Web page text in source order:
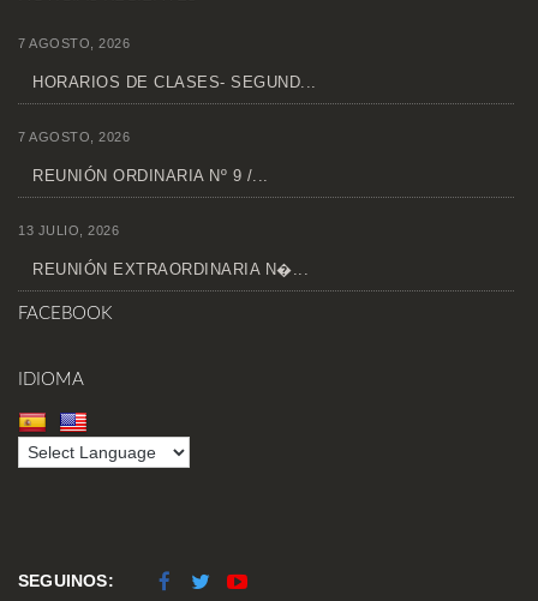
7 AGOSTO, 2026
HORARIOS DE CLASES- SEGUND...
7 AGOSTO, 2026
REUNIÓN ORDINARIA Nº 9 /...
13 JULIO, 2026
REUNIÓN EXTRAORDINARIA N�...
FACEBOOK
IDIOMA
SEGUINOS: